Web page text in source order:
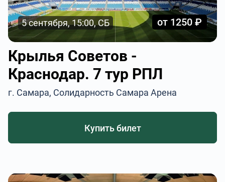
5 сентября, 15:00, СБ от 1250 ₽
Крылья Советов -
Краснодар. 7 тур РПЛ
г. Самара, Солидарность Самара Арена
Купить билет